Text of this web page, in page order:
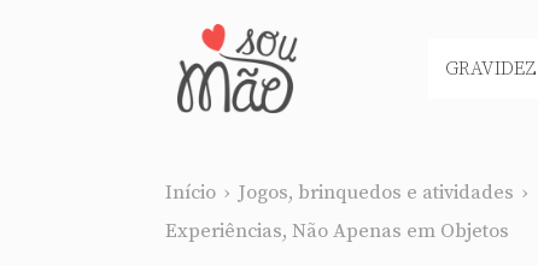
GRAVIDEZ
Início › Jogos, brinquedos e atividades ›
Experiências, Não Apenas em Objetos